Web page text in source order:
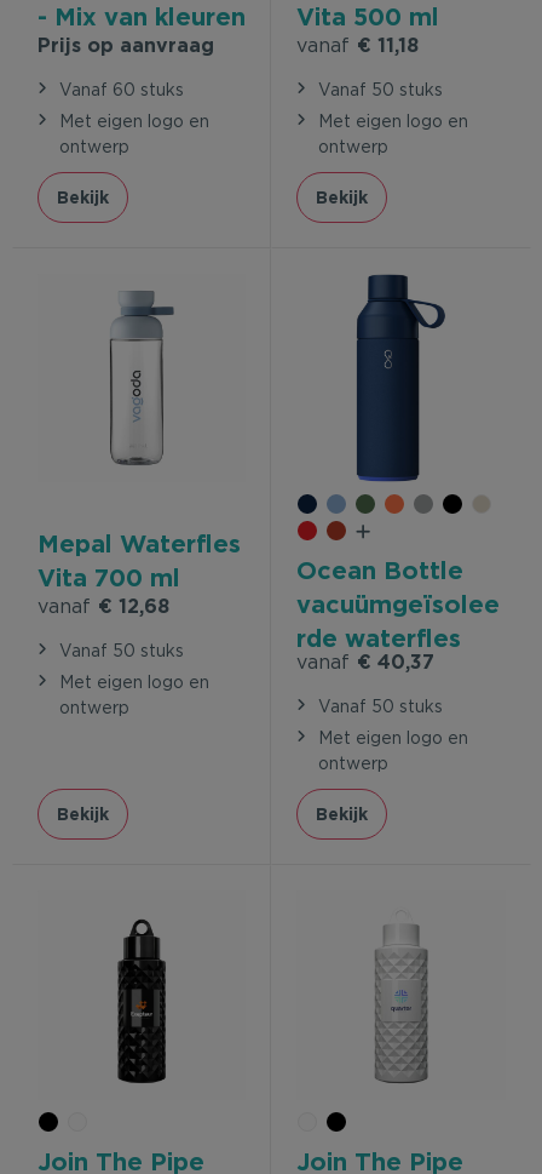
- Mix van kleuren
Prijs op aanvraag
Vanaf 60 stuks
Met eigen logo en
ontwerp
Bekijk
Vita 500 ml
vanaf € 11,18
Vanaf 50 stuks
Met eigen logo en
ontwerp
Bekijk
Mepal Waterfles
Vita 700 ml
vanaf € 12,68
Vanaf 50 stuks
Met eigen logo en
ontwerp
Bekijk
Ocean Bottle
vacuümgeïsolee
rde waterfles
van 500 ml
vanaf € 40,37
Vanaf 50 stuks
Met eigen logo en
ontwerp
Bekijk
Join The Pipe
Join The Pipe